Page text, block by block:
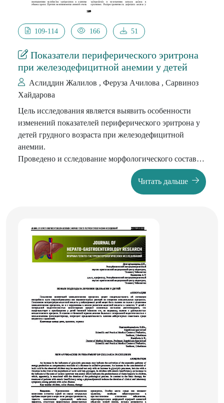
109-114 166 51
Показатели периферического эритрона
при железодефицитной анемии у детей
Аслиддин Жалилов , Феруза Ачилова , Сарвиноз
Хайдарова
Цель исследования является выявить особенности
изменений показателей периферического эритрона у
детей грудного возраста при железодефицитной
анемии.
Проведено и сследование морфологического состава
периферической крови, фракции общего гемоглобина,
продолжительности жизни эритроцитов и их
функционального состояния, гематокрита,
особенности у детей грудного возраста при
железодефицитной анемии, установлено снижение
эритропоэза, сокращения продолжительности жизни
эритроцитов, нарастание фетального гемоглобина.
Фазовоконтрастная микроскопия позволила более
объективно оценить морфофункциональное
состояние эритроцитов. В результате изучения
клинической семиотики у детей грудного возраста
при железодефицитной анемии выявили ее
особенности, таких как частые поражения сердечно-
морфофункциональные и количественные изменения
красной крови при различной степени тяжести
анемии.
Читать дальше